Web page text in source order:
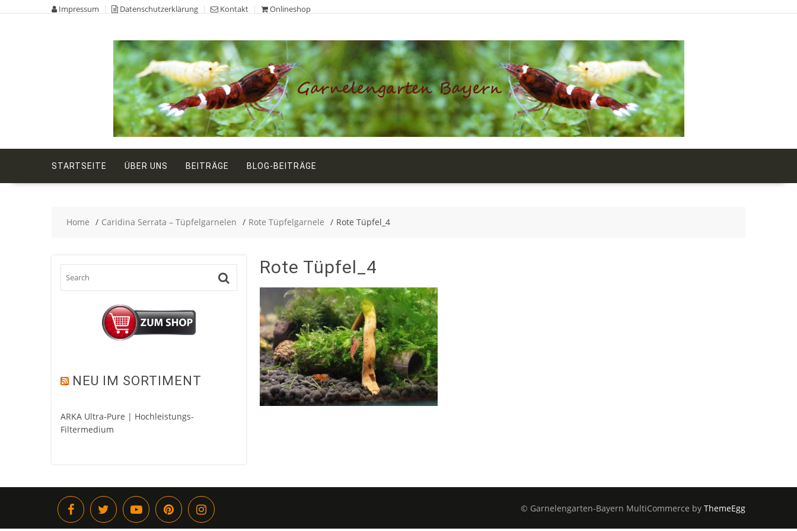
Impressum Datenschutzerklärung Kontakt Onlineshop
STARTSEITE ÜBER UNS BEITRÄGE BLOG-BEITRÄGE
Home Caridina Serrata – Tüpfelgarnelen Rote Tüpfelgarnele Rote Tüpfel_4
Rote Tüpfel_4
NEU IM SORTIMENT
ARKA Ultra-Pure | Hochleistungs-
Filtermedium
© Garnelengarten-Bayern MultiCommerce by ThemeEgg